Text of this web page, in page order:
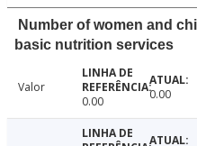
Number of women and
basic nutrition services
Valor
0.00
0.00